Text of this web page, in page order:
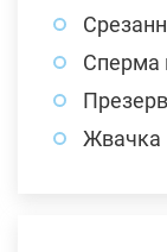
Сперма
Жвачка